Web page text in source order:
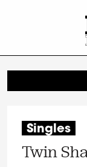
Singles
Twin